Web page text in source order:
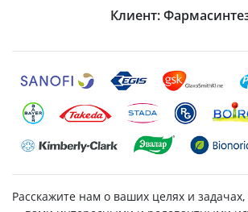
Клиент:
Расскажите нам о ваших целях и